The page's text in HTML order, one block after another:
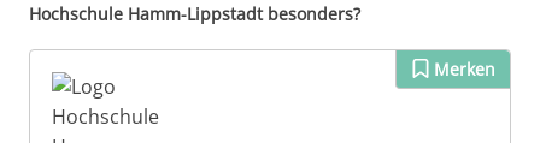
Hochschule Hamm-Lippstadt besonders?
Merken